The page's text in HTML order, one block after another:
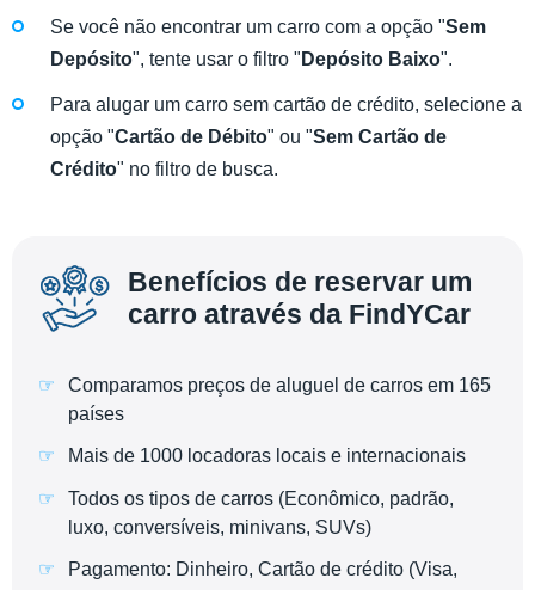
Se você não encontrar um carro com a opção "Sem
Depósito", tente usar o filtro " Depósito Baixo".
Para alugar um carro sem cartão de crédito, selecione a
opção "Cartão de Débito" ou "Sem Cartão de
Crédito" no filtro de busca.
Benefícios de reservar um
carro através da FindYCar
Comparamos preços de aluguel de carros em 165
países
Mais de 1000 locadoras locais e internacionais
Todos os tipos de carros (Econômico, padrão,
luxo, conversíveis, minivans, SUVs)
Pagamento: Dinheiro, Cartão de crédito (Visa,